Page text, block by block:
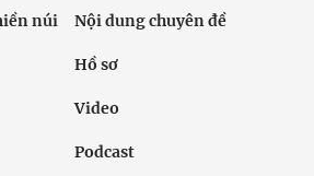
núi Nội dung chuyên đề
Hồ sơ
Video
Podcast